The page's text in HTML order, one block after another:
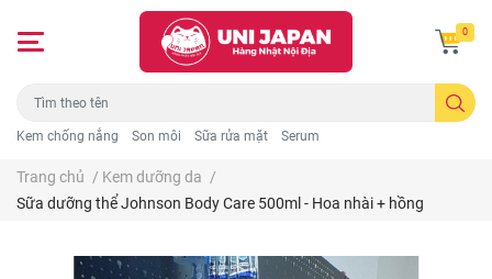
Kem chống nắng Son môi Sữa rửa mặt Serum
0
Trang chủ / Kem dưỡng da /
Sữa dưỡng thể Johnson Body Care 500ml - Hoa nhài + hồng